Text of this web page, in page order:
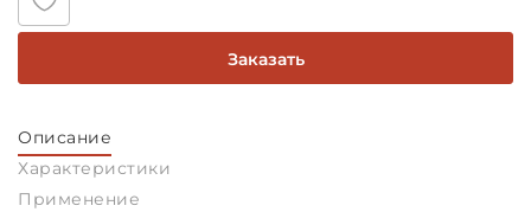
Заказать
Описание
Характеристики
Применение